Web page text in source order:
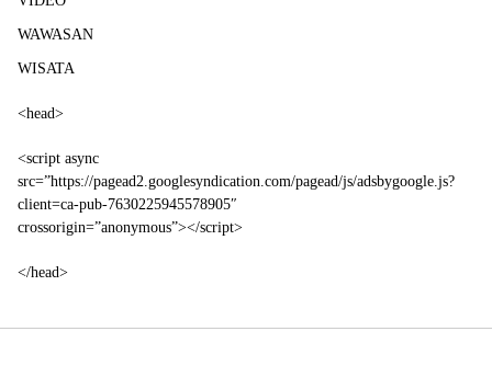
WAWASAN
WISATA
<head>
<script async
src=”https://pagead2.googlesyndication.com/pagead/js/adsbygoogle.js?
client=ca-pub-7630225945578905″
crossorigin=”anonymous”></script>
</head>